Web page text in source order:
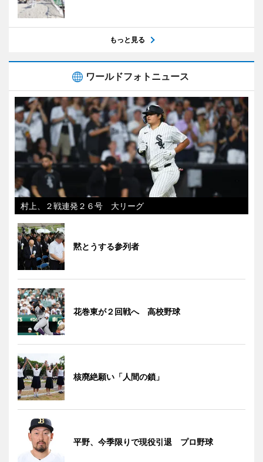
もっと見る
ワールドフォトニュース
村上、２戦連発２６号 大リーグ
黙とうする参列者
花巻東が２回戦へ 高校野球
核廃絶願い「人間の鎖」
平野、今季限りで現役引退 プロ野球